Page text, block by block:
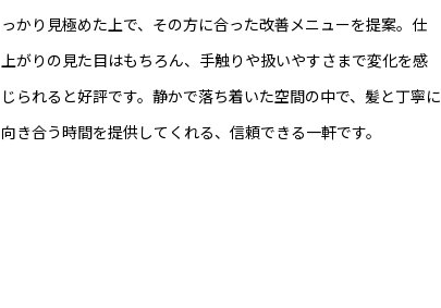
っかり見極めた上で、その方に合った改善メニューを提案。仕
上がりの見た目はもちろん、手触りや扱いやすさまで変化を感
じられると好評です。静かで落ち着いた空間の中で、髪と丁寧に
向き合う時間を提供してくれる、信頼できる一軒です。